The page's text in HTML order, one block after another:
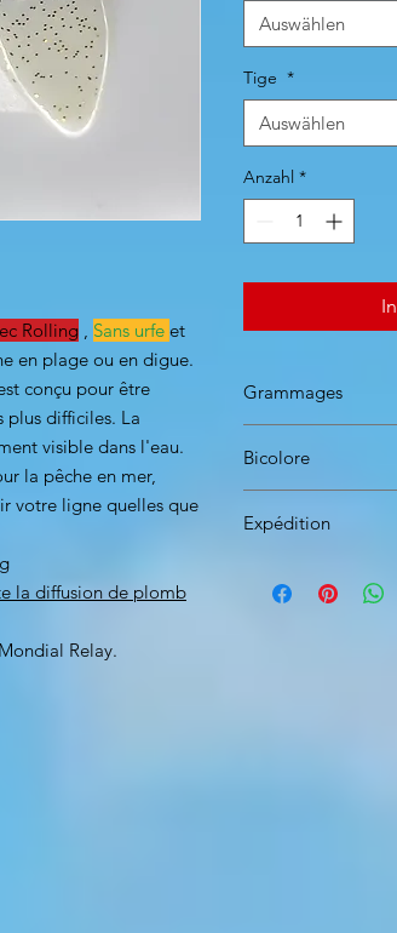
Rolling , Sans urfe et
en plage ou en digue.
conçu pour être
plus difficiles. La
visible dans l'eau.
la pêche en mer,
votre ligne quelles que
la diffusion de plomb
Relay.
Auswählen
Tige *
Auswählen
Anzahl *
Grammages
Bicolore
Couleurs Sable ou
Expédition
De 1€ à 50€ =>